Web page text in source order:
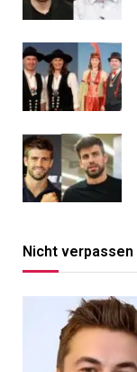
Nicht verpassen